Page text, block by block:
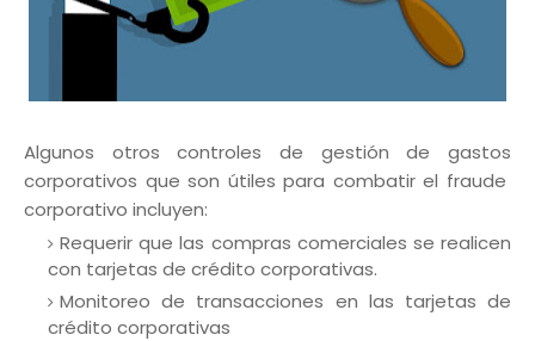
Algunos otros controles de gestión de gastos
corporativos que son útiles para combatir el fraude
corporativo incluyen:
Requerir que las compras comerciales se realicen
con tarjetas de crédito corporativas.
Monitoreo de transacciones en las tarjetas de
crédito corporativas